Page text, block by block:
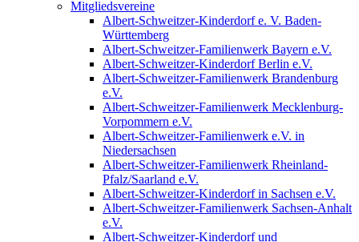
Mitgliedsvereine
Albert-Schweitzer-Kinderdorf e. V. Baden-
Württemberg
Albert-Schweitzer-Familienwerk Bayern e.V.
Albert-Schweitzer-Kinderdorf Berlin e.V.
Albert-Schweitzer-Familienwerk Brandenburg
e.V.
Albert-Schweitzer-Familienwerk Mecklenburg-
Vorpommern e.V.
Albert-Schweitzer-Familienwerk e.V. in
Niedersachsen
Albert-Schweitzer-Familienwerk Rheinland-
Pfalz/Saarland e.V.
Albert-Schweitzer-Kinderdorf in Sachsen e.V.
Albert-Schweitzer-Familienwerk Sachsen-Anhalt
e.V.
Albert-Schweitzer-Kinderdorf und